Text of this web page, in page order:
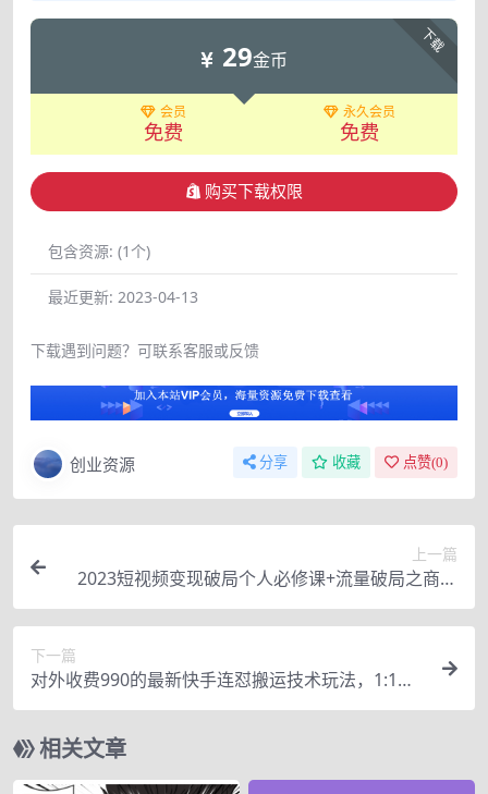
下载
29金币
会员
免费
永久会员
免费
购买下载权限
包含资源: (1个)
最近更新: 2023-04-13
下载遇到问题？可联系客服或反馈
创业资源 分享 收藏 点赞(0)
上一篇
2023短视频变现破局个人必修课+流量破局之商家
必修课（两套课程）
下一篇
对外收费990的最新快手连怼搬运技术玩法，1:1过
同框技术（4月10更新）
相关文章